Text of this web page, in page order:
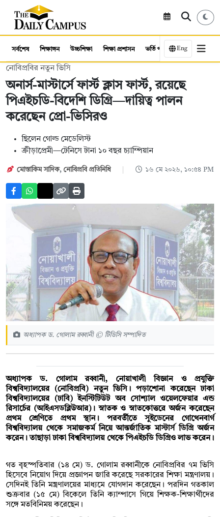
সর্বশেষ শিক্ষাঙ্গন উচ্চশিক্ষা শিক্ষা প্রশাসন ভর্তি পরীক্ষা কর্মসংস্থান
Eng
নোবিপ্রবির নতুন ভিসি
অনার্স-মাস্টার্সে ফার্স্ট ক্লাস ফার্স্ট, রয়েছে
পিএইচডি-বিদেশি ডিগ্রি—দায়িত্ব পালন
করেছেন প্রো-ভিসিরও
ছিলেন গোল্ড মেডেলিস্ট
ক্রীড়াপ্রেমী—টে‌নি‌সে টানা ১০ বছর চ্যাম্পিয়ান
মোস্তাকিম সাদিক, নোবিপ্রবি প্রতিনিধি ১৬ মে ২০২৬, ১০:৫৪ PM
অধ্যাপক ড. গোলাম রব্বানী © টিডিসি সম্পাদিত
অধ্যাপক ড. গোলাম রব্বানী, নোয়াখালী বিজ্ঞান ও প্রযুক্তি
বিশ্ববিদ্যালয়ের (নোবিপ্রবি) নতুন ভিসি। পড়াশোনা করেছেন ঢাকা
বিশ্ববিদ্যালয়ের (ঢাবি) ইনস্টিটিউট অব সোশ্যাল ওয়েলফেয়ার এন্ড
রিসার্চের (আইএসডব্লিউআর)। স্নাতক ও স্নাতকোত্তরে অর্জন করেছেন
প্রথম শ্রেণিতে প্রথম স্থান। পরবর্তীতে সুইডেনের গোথেনবার্গ
বিশ্ববিদ্যালয় থেকে সমাজকর্ম নিয়ে আন্তর্জাতিক মাস্টার্স ডিগ্রি অর্জন
করেন। তাছাড়া ঢাকা বিশ্ববিদ্যালয় থেকে পিএইচডি ডিগ্রিও লাভ করেন।
গত বৃহস্পতিবার (১৪ মে) ড. গোলাম রব্বানীকে নোবিপ্রবির ৭ম ভিসি
হিসেবে নিয়োগ দিয়ে প্রজ্ঞাপন জারি করেছে সরকারের শিক্ষা মন্ত্রণালয়।
সেদিনই তিনি মন্ত্রণালয়ের মাধ্যমে যোগদান করেছেন। পরদিন গতকাল
শুক্রবার (১৫ মে) বিকেলে তিনি ক্যাম্পাসে গিয়ে শিক্ষক-শিক্ষার্থীদের
সঙ্গে মতবিনিময় করেছেন।